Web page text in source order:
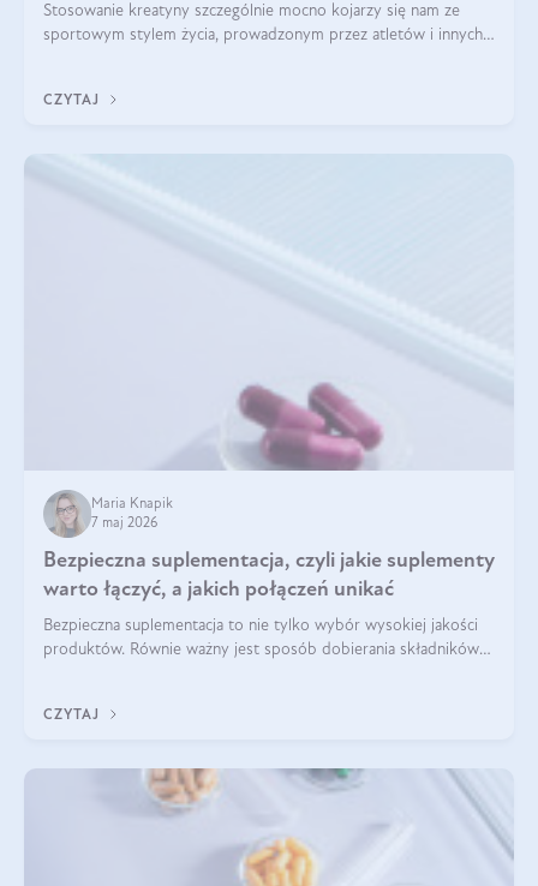
Stosowanie kreatyny szczególnie mocno kojarzy się nam ze
sportowym stylem życia, prowadzonym przez atletów i innych
zwiększa masę
CZYTAJ
Maria Knapik
7 maj 2026
Bezpieczna suplementacja, czyli jakie suplementy
warto łączyć, a jakich połączeń unikać
Bezpieczna suplementacja to nie tylko wybór wysokiej jakości
produktów. Równie ważny jest sposób dobierania składników
CZYTAJ